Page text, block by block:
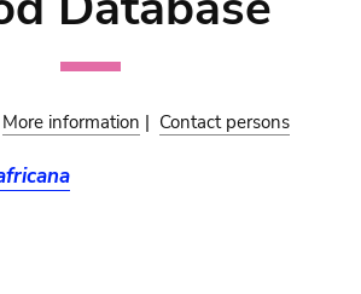
More information | Contact persons